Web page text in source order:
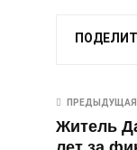
ПРЕДЫДУЩАЯ
Житель